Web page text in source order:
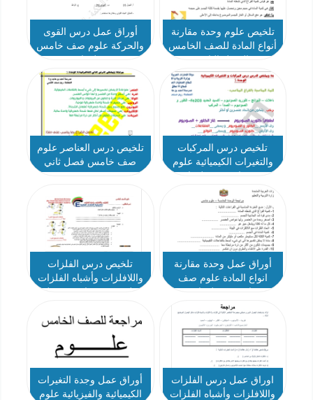
تلخيص علوم وحدة مقارنة
أنواع المادة للصف الخامس
أوراق عمل درس القوى
والحركة علوم صف خامس
تلخيص درس المركبات
والتغيرات الكيميائية علوم
تلخيص درس العناصر علوم
صف خامس فصل ثاني
أوراق عمل وحدة مقارنة
انواع المادة علوم صف
تلخيص درس الفلزات
واللافلزات وأشباه الفلزات
اوراق عمل درس الفلزات
واللافلزات وأشباه الفلزات
أوراق عمل وجدة التغيرات
الكيميائية والفيزيائية علوم